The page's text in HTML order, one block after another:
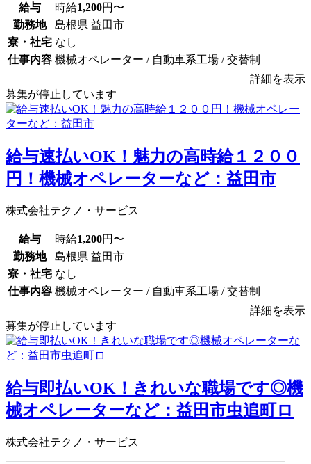
給与 時給1,200円〜
勤務地
島根県 益田市
寮・社宅 なし
仕事内容 機械オペレーター / 自動車系工場 / 交替制
詳細を表示
募集が停止しています
給与速払いOK！魅力の高時給１２００
円！機械オペレーターなど：益田市
株式会社テクノ・サービス
給与 時給1,200円〜
勤務地
島根県 益田市
寮・社宅 なし
仕事内容 機械オペレーター / 自動車系工場 / 交替制
詳細を表示
募集が停止しています
給与即払いOK！きれいな職場です◎機
械オペレーターなど：益田市虫追町ロ
株式会社テクノ・サービス